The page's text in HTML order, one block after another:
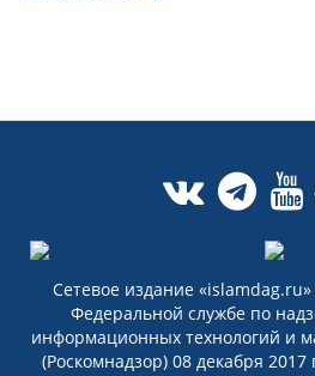
Сетевое издание
Федеральной службе по
информационных технологий и
(Роскомнадзор) 08 декабря 2017